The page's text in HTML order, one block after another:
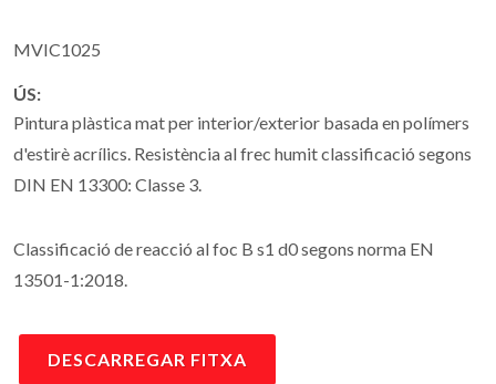
MVIC1025
ÚS:
Pintura plàstica mat per interior/exterior basada en polímers
d'estirè acrílics. Resistència al frec humit classificació segons
DIN EN 13300: Classe 3.
Classificació de reacció al foc B s1 d0 segons norma EN
13501-1:2018.
DESCARREGAR FITXA